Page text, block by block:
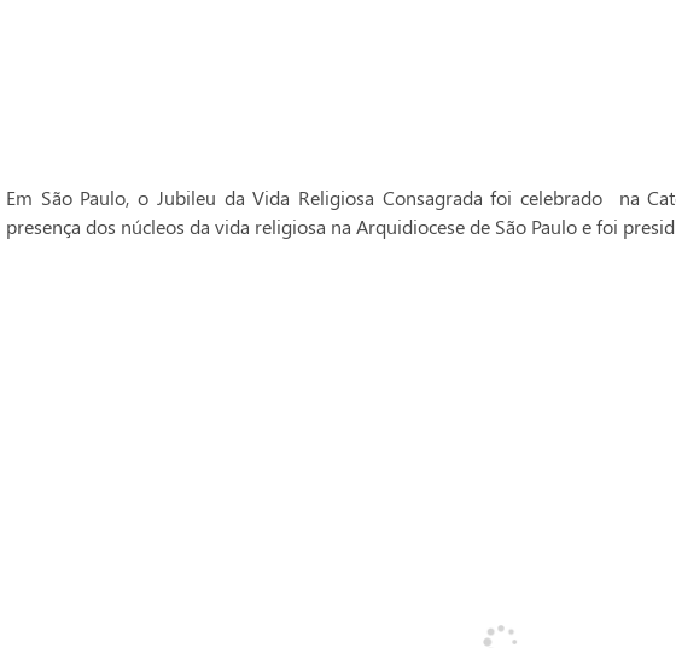
Em São Paulo, o Jubileu da Vida Religiosa Consagrada foi celebrado na
presença dos núcleos da vida religiosa na Arquidiocese de São Paulo e foi